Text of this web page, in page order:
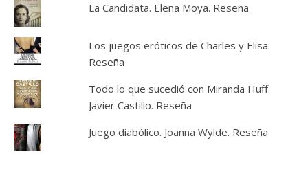
La Candidata. Elena Moya. Reseña
Los juegos eróticos de Charles y Elisa.
Reseña
Todo lo que sucedió con Miranda Huff.
Javier Castillo. Reseña
Juego diabólico. Joanna Wylde. Reseña